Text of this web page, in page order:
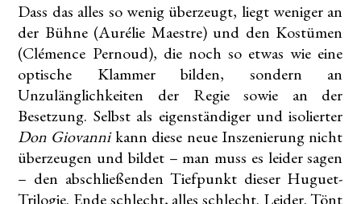
Dass das alles so wenig überzeugt, liegt weniger an
der Bühne (Aurélie Maestre) und den Kostümen
(Clémence Pernoud), die noch so etwas wie eine
optische Klammer bilden, sondern an
Unzulänglichkeiten der Regie sowie an der
Besetzung. Selbst als eigenständiger und isolierter
Don Giovannikann diese neue Inszenierung nicht
überzeugen und bildet – man muss es leider sagen
– den abschließenden Tiefpunkt dieser Huguet-
Trilogie. Ende schlecht, alles schlecht. Leider. Tönt